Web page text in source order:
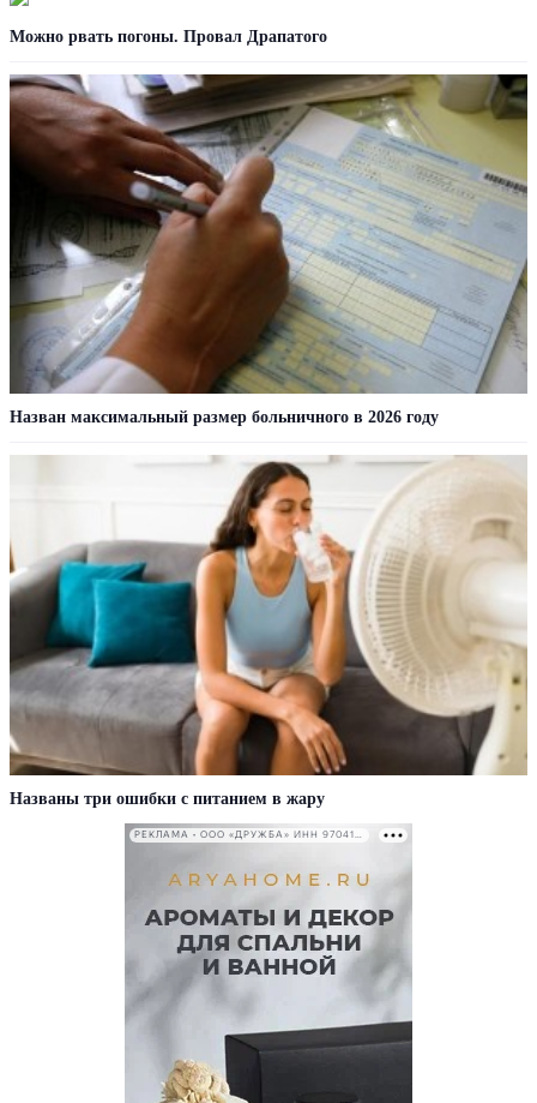
Можно рвать погоны. Провал Драпатого
Назван максимальный размер больничного в 2026 году
Названы три ошибки с питанием в жару
РЕКЛАМА • ООО «ДРУЖБА» ИНН 9704146411